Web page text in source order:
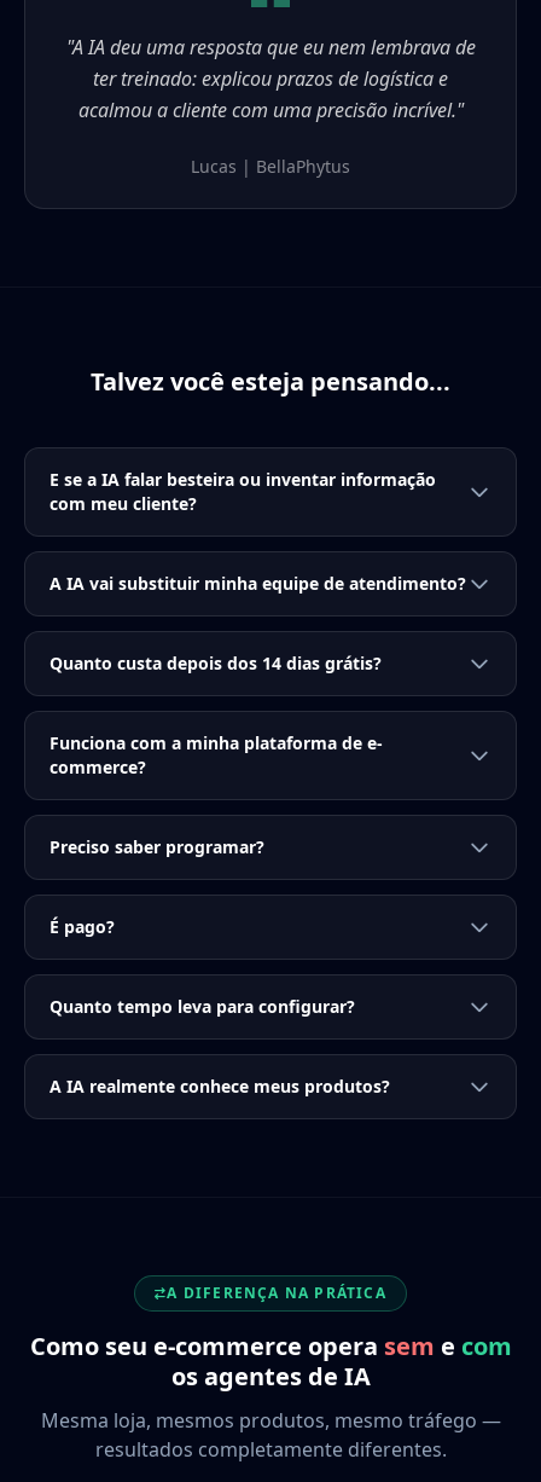
"A IA deu uma resposta que eu nem lembrava de
ter treinado: explicou prazos de logística e
acalmou a cliente com uma precisão incrível."
Lucas | BellaPhytus
Talvez você esteja pensando...
E se a IA falar besteira ou inventar informação
com meu cliente?
A IA vai substituir minha equipe de atendimento?
Quanto custa depois dos 14 dias grátis?
Funciona com a minha plataforma de e-
commerce?
Preciso saber programar?
É pago?
Quanto tempo leva para configurar?
A IA realmente conhece meus produtos?
A DIFERENÇA NA PRÁTICA
Como seu e-commerce opera sem e com
os agentes de IA
Mesma loja, mesmos produtos, mesmo tráfego —
resultados completamente diferentes.